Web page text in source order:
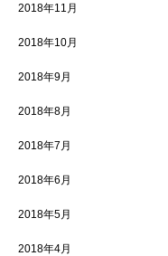
2018年11月
2018年10月
2018年9月
2018年8月
2018年7月
2018年6月
2018年5月
2018年4月